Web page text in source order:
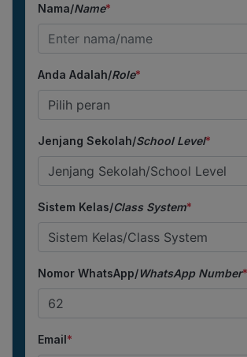
Nama/Name*
Anda Adalah/Role*
Jenjang Sekolah/School Level*
Sistem Kelas/Class System*
Nomor WhatsApp/WhatsApp Number*
Email*